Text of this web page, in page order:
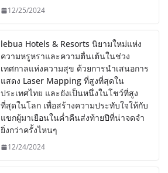
12/25/2024
lebua Hotels & Resorts นิยามใหม่แห่ง
ความหรูหราและความตื่นเต้นในช่วง
เทศกาลแห่งความสุข ด้วยการนำเสนอการ
แสดง Laser Mapping ที่สูงที่สุดใน
ประเทศไทย และยังเป็นหนึ่งในโชว์ที่สูง
ที่สุดในโลก เพื่อสร้างความประทับใจให้กับ
แขกผู้มาเยือนในค่ำคืนส่งท้ายปีที่น่าจดจำ
ยิ่งกว่าครั้งไหนๆ
12/24/2024